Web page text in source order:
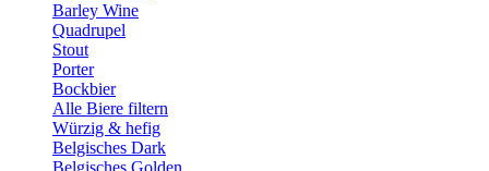
Barley Wine
Quadrupel
Stout
Porter
Bockbier
Alle Biere filtern
Würzig & hefig
Belgisches Dark